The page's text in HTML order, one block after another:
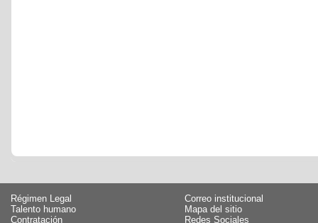
Régimen Legal
Talento humano
Contratación
Correo institucional
Mapa del sitio
Redes Sociales